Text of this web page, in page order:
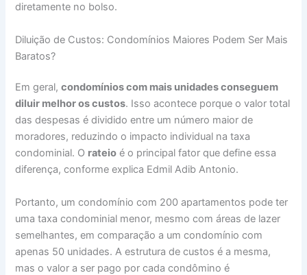
diretamente no bolso.
Diluição de Custos: Condomínios Maiores Podem Ser Mais
Baratos?
Em geral,condomínios com mais unidades conseguem
diluir melhor os custos. Isso acontece porque o valor total
das despesas é dividido entre um número maior de
moradores, reduzindo o impacto individual na taxa
condominial. O rateio é o principal fator que define essa
diferença, conforme explica Edmil Adib Antonio.
Portanto, um condomínio com 200 apartamentos pode ter
uma taxa condominial menor, mesmo com áreas de lazer
semelhantes, em comparação a um condomínio com
apenas 50 unidades. A estrutura de custos é a mesma,
mas o valor a ser pago por cada condômino é